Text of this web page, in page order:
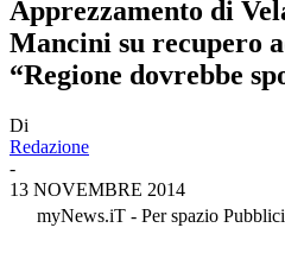
Apprezzamento di
Mancini su recupero
“Regione dovrebbe
Di
Redazione
-
13 NOVEMBRE 2014
myNews.iT - Per spazio